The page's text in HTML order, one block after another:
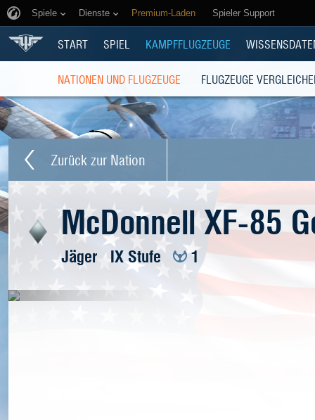
Spiele Dienste Premium-Laden Spieler Support
START SPIEL KAMPFFLUGZEUGE
NATIONEN UND FLUGZEUGE FLUGZEUGE
Zurück zur Nation
McDonnell XF-85
Jäger IX Stufe 1